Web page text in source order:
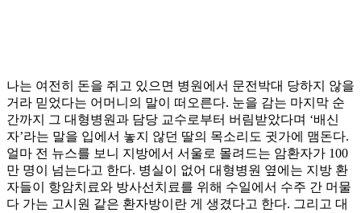
나는 여전히 돈을 쥐고 있으면 병원에서 문전박대 당하지 않을
거라 믿었다는 어머니의 말이 떠오른다. 눈을 감는 마지막 순
간까지 그 대형병원과 담당 교수로부터 버림받았다며 ‘배신
자’라는 말을 입에서 놓지 않던 딸의 목소리도 귓가에 맴돈다.
얼마 전 뉴스를 보니 지방에서 서울로 몰려드는 암환자가 100
만 명이 넘는다고 한다. 병실이 없어 대형병원 옆에는 지방 환
자들이 항암치료와 방사선치료를 위해 수일에서 수주 간 머물
다 가는 고시원 같은 환자방이란 게 생겼다고 한다. 그리고 대